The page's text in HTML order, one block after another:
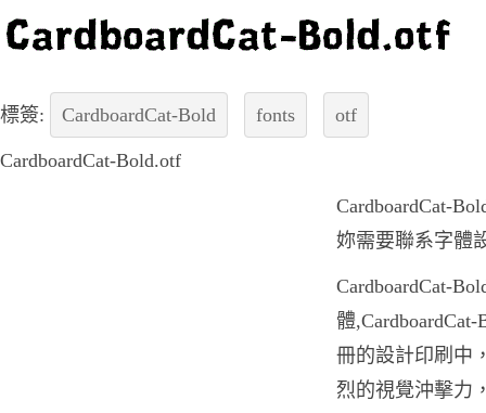
標簽: CardboardCat-Bold fonts otf
CardboardCat-Bold.otf
CardboardCat-
妳需要聯系字體
CardboardCat-
體
冊的設計印刷中
烈的視覺沖擊力